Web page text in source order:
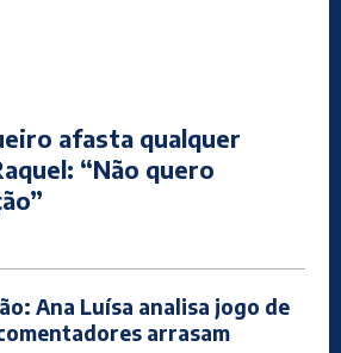
afasta qualquer
“Não quero
Ana Luísa analisa jogo de
arrasam